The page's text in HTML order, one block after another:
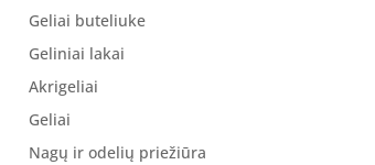
Geliai buteliuke
Geliniai lakai
Akrigeliai
Geliai
Nagų ir odelių priežiūra